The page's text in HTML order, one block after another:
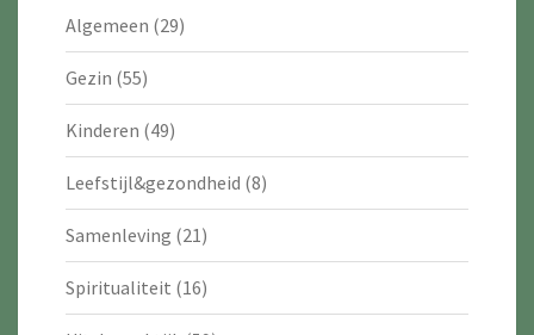
Algemeen (29)
Gezin (55)
Kinderen (49)
Leefstijl&gezondheid (8)
Samenleving (21)
Spiritualiteit (16)